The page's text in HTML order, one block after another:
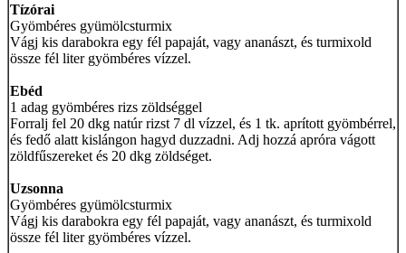
Tízórai
Gyömbéres gyümölcsturmix
Vágj kis darabokra egy fél papaját, vagy ananászt, és turmixold
össze fél liter gyömbéres vízzel.
Ebéd
1 adag gyömbéres rizs zöldséggel
Forralj fel 20 dkg natúr rizst 7 dl vízzel, és 1 tk. aprított gyömbérrel,
és fedő alatt kislángon hagyd duzzadni. Adj hozzá apróra vágott
zöldfűszereket és 20 dkg zöldséget.
Uzsonna
Gyömbéres gyümölcsturmix
Vágj kis darabokra egy fél papaját, vagy ananászt, és turmixold
össze fél liter gyömbéres vízzel.